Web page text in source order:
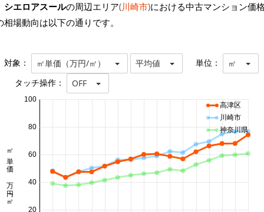
シエロアスールの周辺エリア(川崎市)における中古マンション価
相場動向は以下の通りです。
対象： ㎡単価（万円/㎡） 平均値 単位： ㎡
タッチ操作： OFF
20
40
60
80
100
㎡単価 万円/㎡
高津区
川崎市
神奈川県